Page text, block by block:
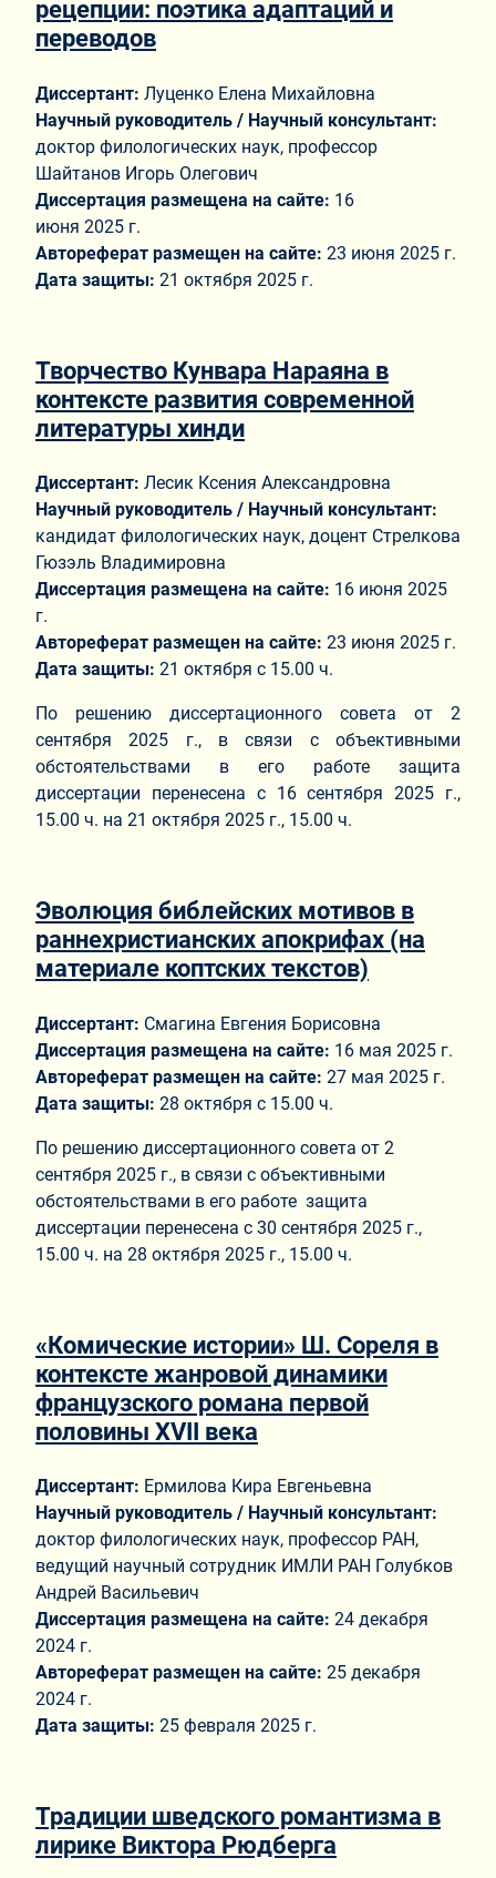
рецепции: поэтика адаптаций и
переводов
Диссертант: Луценко Елена Михайловна
Научный руководитель / Научный консультант:
доктор филологических наук, профессор
Шайтанов Игорь Олегович
Диссертация размещена на сайте: 16
июня 2025 г.
Автореферат размещен на сайте: 23 июня 2025 г.
Дата защиты: 21 октября 2025 г.
Творчество Кунвара Нараяна в
контексте развития современной
литературы хинди
Диссертант: Лесик Ксения Александровна
Научный руководитель / Научный консультант:
кандидат филологических наук, доцент Стрелкова
Гюзэль Владимировна
Диссертация размещена на сайте: 16 июня 2025
г.
Автореферат размещен на сайте: 23 июня 2025 г.
Дата защиты: 21 октября с 15.00 ч.
По решению диссертационного совета от 2
сентября 2025 г., в связи с объективными
обстоятельствами в его работе защита
диссертации перенесена с 16 сентября 2025 г.,
15.00 ч. на 21 октября 2025 г., 15.00 ч.
Эволюция библейских мотивов в
раннехристианских апокрифах (на
материале коптских текстов)
Диссертант: Смагина Евгения Борисовна
Диссертация размещена на сайте: 16 мая 2025 г.
Автореферат размещен на сайте: 27 мая 2025 г.
Дата защиты: 28 октября с 15.00 ч.
По решению диссертационного совета от 2
сентября 2025 г., в связи с объективными
обстоятельствами в его работе защита
диссертации перенесена с 30 сентября 2025 г.,
15.00 ч. на 28 октября 2025 г., 15.00 ч.
«Комические истории» Ш. Сореля в
контексте жанровой динамики
французского романа первой
половины XVII века
Диссертант: Ермилова Кира Евгеньевна
Научный руководитель / Научный консультант:
доктор филологических наук, профессор РАН,
ведущий научный сотрудник ИМЛИ РАН Голубков
Андрей Васильевич
Диссертация размещена на сайте: 24 декабря
2024 г.
Автореферат размещен на сайте: 25 декабря
2024 г.
Дата защиты: 25 февраля 2025 г.
Традиции шведского романтизма в
лирике Виктора Рюдберга